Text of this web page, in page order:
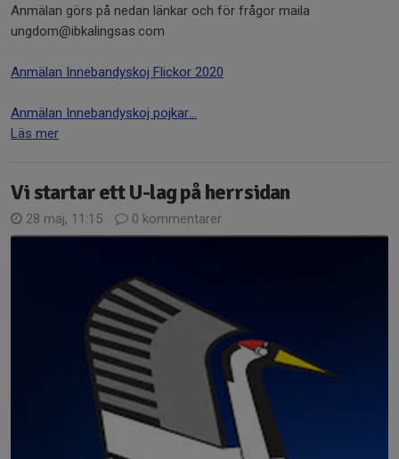
Anmälan görs på nedan länkar och för frågor maila
ungdom@ibkalingsas.com
Anmälan Innebandyskoj Flickor 2020
Anmälan Innebandyskoj pojkar...
Läs mer
Vi startar ett U-lag på herrsidan
28 maj, 11:15 0 kommentarer